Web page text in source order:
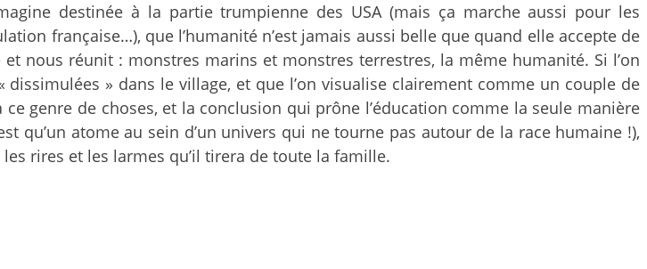
destinée à la partie trumpienne des USA (mais ça marche aussi pour les
française…), que l’humanité n’est jamais aussi belle que quand elle accepte de
nous réunit : monstres marins et monstres terrestres, la même humanité. Si l’on
» dans le village, et que l’on visualise clairement comme un couple de
genre de choses, et la conclusion qui prône l’éducation comme la seule manière
qu’un atome au sein d’un univers qui ne tourne pas autour de la race humaine !),
rires et les larmes qu’il tirera de toute la famille.